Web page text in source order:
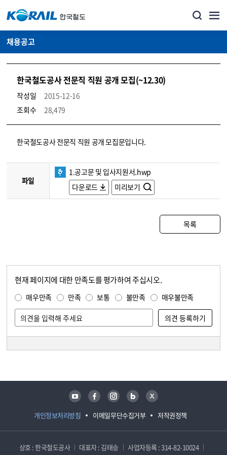
채용공고
한국철도공사 전문직 직원 공개 모집(~12.30)
작성일
2015-12-16
조회수
28,479
코레일소개_경영공시_채용공고 상세보기 – 내용, 파일, 담당자 연락처로 구성
한국철도공사 전문직 직원 공개 모집문입니다.
파일
1.공고문 및 입사지원서.hwp
다운로드
미리보기
목록
현재 페이지에 대한 만족도를 평가하여 주십시오.
매우만족 만족 보통 불만족 매우불만족
개인정보처리방침 이메일무단수집거부 저작권정책
유튜브 페이스북 인스타그램 블로그 트위터
상호 : 한국철도공사 대표자 : 김태승
사업자등록 : 314-82-10024